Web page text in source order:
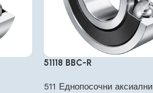
51118 BBC-R
511 Еднопосочни аксиални